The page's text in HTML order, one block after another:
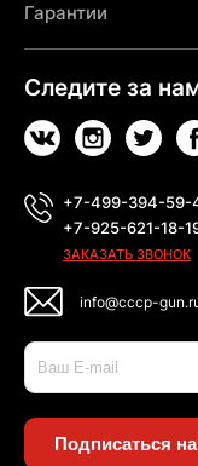
Гарантии
Следите за
+7-499-394-59-
+7-925-621-18-
ЗАКАЗАТЬ ЗВОНОК
info@cccp-
Подписаться